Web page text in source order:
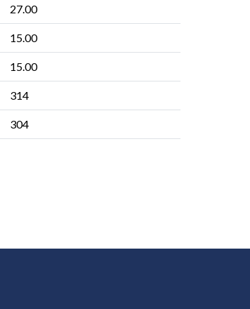
27.00
15.00
15.00
314
304